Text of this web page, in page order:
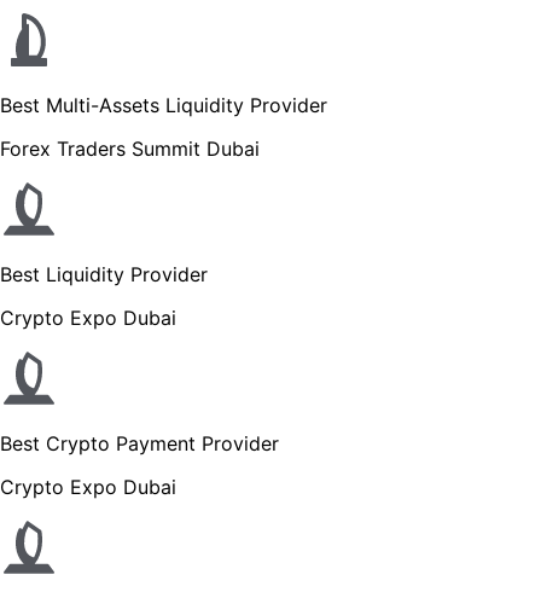
Best Multi-Assets Liquidity Provider
Forex Traders Summit Dubai
Best Liquidity Provider
Crypto Expo Dubai
Best Crypto Payment Provider
Crypto Expo Dubai